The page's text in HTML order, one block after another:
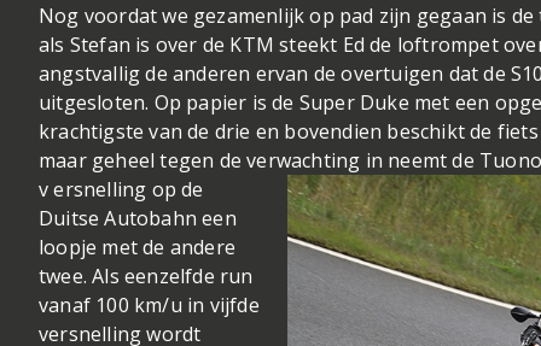
Nog voordat we gezamenlijk op pad zijn gegaan is
als Stefan is over de KTM steekt Ed de loftrompet
angstvallig de anderen ervan de overtuigen dat de
uitgesloten. Op papier is de Super Duke met een
krachtigste van de drie en bovendien beschikt de
maar geheel tegen de verwachting in neemt de
v ersnelling op de
Duitse Autobahn een
loopje met de andere
twee. Als eenzelfde run
vanaf 100 km/u in vijfde
versnelling wordt